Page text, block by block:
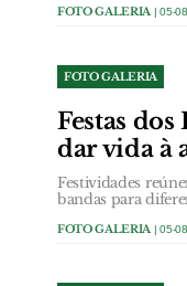
FOTO GALERIA | 05-
FOTO GALERIA
Festas
dar vida à
Festividades
bandas para
FOTO GALERIA | 05-